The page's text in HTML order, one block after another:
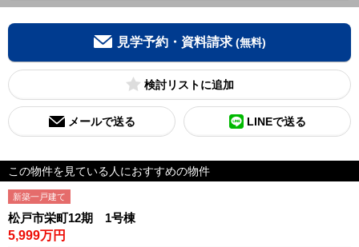
見学予約・資料請求 (無料)
検討リスト
メールで送る LINEで送る
この物件を見ている人におすすめの物件
新築一戸建て
松戸市栄町12期 1号棟
5,999万円